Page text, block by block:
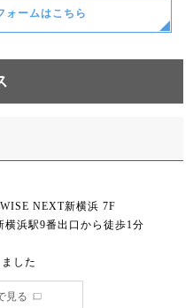
ォームはこちら
NEXT新横浜 7F
浜駅9番出口から徒歩1分
した
見る